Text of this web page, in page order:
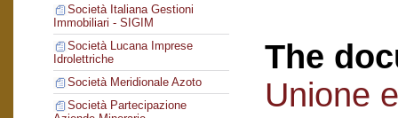
Società Italiana Gestioni
Immobiliari - SIGIM
Società Lucana Imprese
Idrolettriche
Società Meridionale Azoto
Società Partecipazione
The
Unione